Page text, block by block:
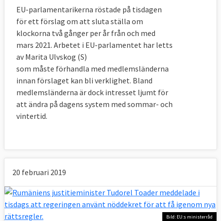
EU-parlamentarikerna röstade på tisdagen
för ett förslag om att sluta ställa om
klockorna två gånger per år från och med
mars 2021. Arbetet i EU-parlamentet har letts
av Marita Ulvskog (S)
som måste förhandla med medlemsländerna
innan förslaget kan bli verklighet. Bland
medlemsländerna är dock intresset ljumt för
att ändra på dagens system med sommar- och
vintertid.
20 februari 2019
Bild: EU:s ministerråd